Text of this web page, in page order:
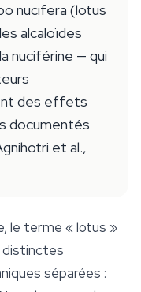
nucifera (lotus
alcaloïdes
nuciférine — qui
des effets
documentés
et al.,
le terme « lotus »
distinctes
séparées :